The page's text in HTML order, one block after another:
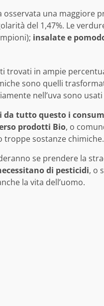
osservata una maggiore
del 1,47%. Le
insalate e
trovati in ampie
sono quelli
nell’uva sono
da tutto questo i
prodotti Bio, o
troppe sostanze chimiche.
se prendere la
di pesticidi, o
la vita dell’uomo.